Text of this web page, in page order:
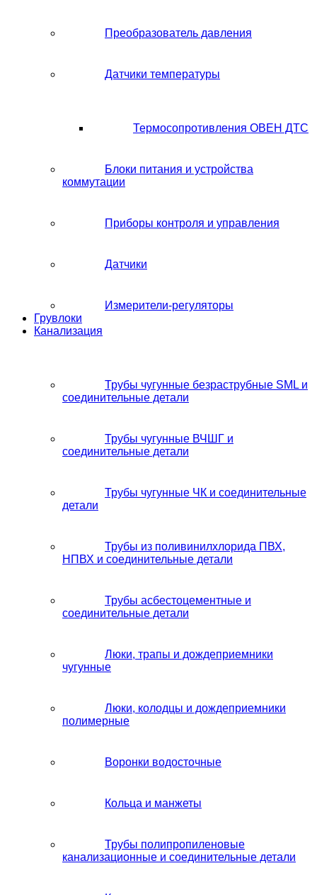
Преобразователь давления
Датчики температуры
Термосопротивления ОВЕН ДТС
Блоки питания и устройства
коммутации
Приборы контроля и управления
Датчики
Измерители-регуляторы
Грувлоки
Канализация
Трубы чугунные безраструбные SML и
соединительные детали
Трубы чугунные ВЧШГ и
соединительные детали
Трубы чугунные ЧК и соединительные
детали
Трубы из поливинилхлорида ПВХ,
НПВХ и соединительные детали
Трубы асбестоцементные и
соединительные детали
Люки, трапы и дождеприемники
чугунные
Люки, колодцы и дождеприемники
полимерные
Воронки водосточные
Кольца и манжеты
Трубы полипропиленовые
канализационные и соединительные детали